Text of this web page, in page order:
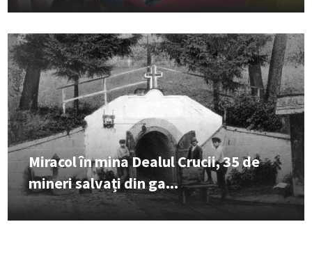
Miracol în mina Dealul Crucii, 35 de
mineri salvați din ga...